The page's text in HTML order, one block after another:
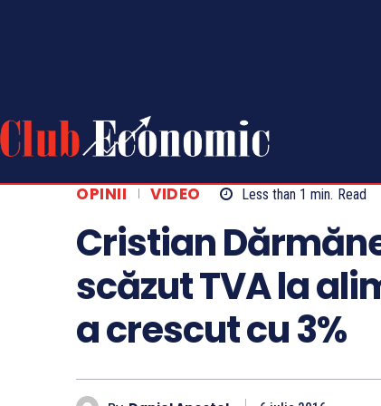
OPINII
VIDEO Less than 1 min. Read
Cristian
scăzut TVA la
a crescut cu 3%